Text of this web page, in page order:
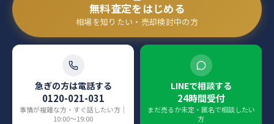
無料査定をはじめる
相場を知りたい・売却検討中の方
急ぎの方は電話する
0120-021-031
事情が複雑な方・すぐ話したい方｜
10:00〜19:00
LINEで相談する
24時間受付
まだ売るか未定・匿名で相談したい
方